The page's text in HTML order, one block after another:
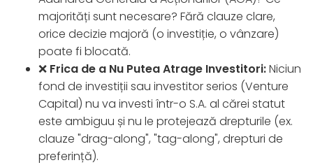
majorități sunt necesare? Fără clauze clare,
orice decizie majoră (o investiție, o vânzare)
poate fi blocată.
❌ Frica de a Nu Putea Atrage Investitori:Niciun
fond de investiții sau investitor serios (Venture
Capital) nu va investi într-o S.A. al cărei statut
este ambiguu și nu le protejează drepturile (ex.
clauze "drag-along", "tag-along", drepturi de
preferință).